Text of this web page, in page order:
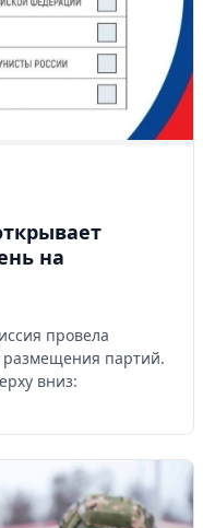
на
провела
размещения партий.
вниз: